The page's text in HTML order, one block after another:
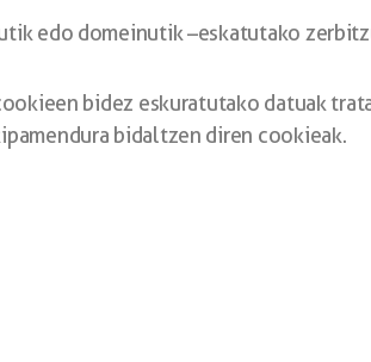
edo domeinutik –eskatutako
bidez eskuratutako datuak
bidaltzen diren cookieak.